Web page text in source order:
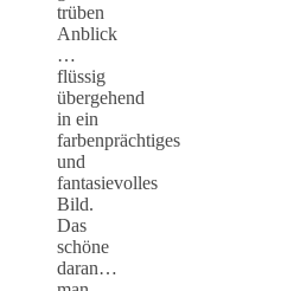
trüben
Anblick
…
flüssig
übergehend
in ein
farbenprächtiges
und
fantasievolles
Bild.
Das
schöne
daran…